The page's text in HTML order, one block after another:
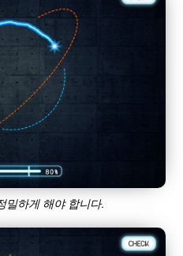
밀하게 해야 합니다.